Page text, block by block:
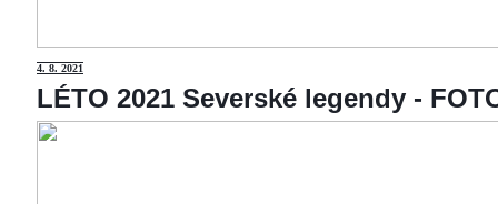
4. 8. 2021
LÉTO 2021 Severské legendy -